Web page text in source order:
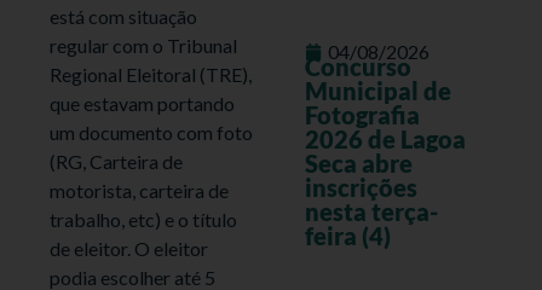
está com situação
regular com o Tribunal
Regional Eleitoral (TRE),
que estavam portando
um documento com foto
(RG, Carteira de
motorista, carteira de
trabalho, etc) e o título
de eleitor. O eleitor
podia escolher até 5
04/08/2026
Concurso
Municipal de
Fotografia
2026 de Lagoa
Seca abre
inscrições
nesta terça-
feira (4)